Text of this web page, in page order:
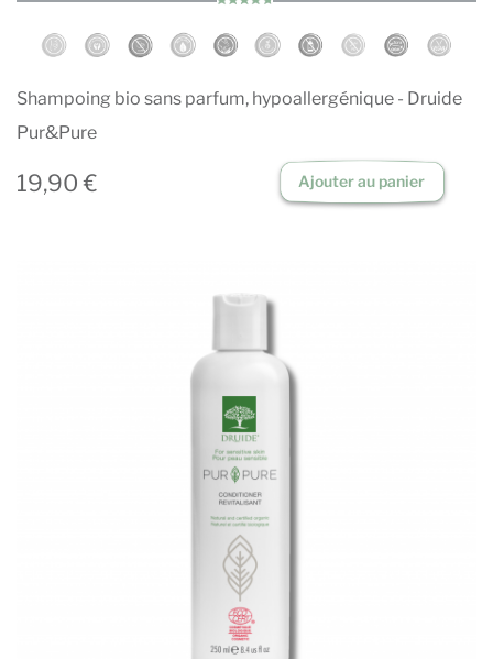
Shampoing bio sans parfum, hypoallergénique - Druide
Pur&Pure
19,90 € Ajouter au panier